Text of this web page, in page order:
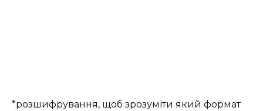
*розшифрування, щоб зрозуміти який формат